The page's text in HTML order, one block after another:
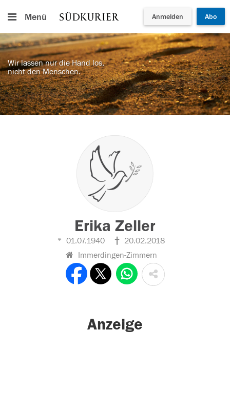
Menü Anmelden Abo
Wir lassen nur die Hand los,
nicht den Menschen.
Erika Zeller
01.07.1940
20.02.2018
Immerdingen-Zimmern
Anzeige